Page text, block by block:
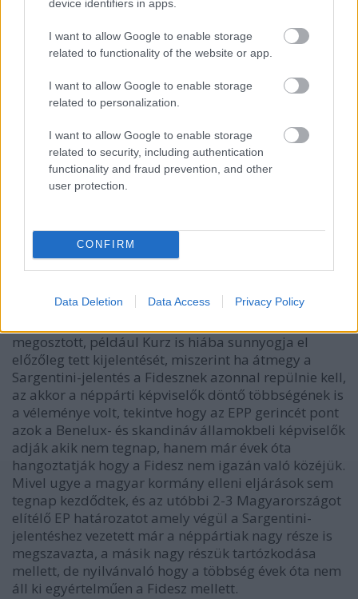
device identifiers in apps.
I want to allow Google to enable storage
related to functionality of the website or app.
I want to allow Google to enable storage
related to personalization.
I want to allow Google to enable storage
related to security, including authentication
functionality and fraud prevention, and other
user protection.
CONFIRM
Data Deletion Data Access Privacy Policy
Lásd ugye az ALDE a következő ciklus egyébként
igen heves költségvetési vitáját tematizálva szállt
bele szokatlanul nagy rőssel az új Orbán-ellenes EP
választási kampányával (ugye a videó végén az EPP-t
ekézik Orbán tagsága miatt), jelezve hogy bizony
vannak ám egyes tagállami kormányok amelyek
nem az országuk fejlesztésére és a felzárkózásra
költik a nettó befizetők uniós pénzeit, hanem korrupt
elitjük és Orbán esetében konkrétan a családjuk
vagyonosodására. Ez egyébként is egy hangsúlyos
pontja ezeknek a költségvetési tárgyalásoknak, hogy
befizetők fizessenek még többet hogy változatlanok
maradhassanak a támogatások... nos, az utóbbi
tábor érdekérvényesítő képességeit Orbánék korrupt
megosztott, például Kurz is hiába sunnyogja el
előzőleg tett kijelentését, miszerint ha átmegy a
Sargentini-jelentés a Fidesznek azonnal repülnie kell,
az akkor a néppárti képviselők döntő többségének is
a véleménye volt, tekintve hogy az EPP gerincét pont
azok a Benelux- és skandináv államokbeli képviselők
adják akik nem tegnap, hanem már évek óta
hangoztatják hogy a Fidesz nem igazán való közéjük.
Mivel ugye a magyar kormány elleni eljárások sem
tegnap kezdődtek, és az utóbbi 2-3 Magyarországot
elítélő EP határozatot amely végül a Sargentini-
jelentéshez vezetett már a néppártiak nagy része is
megszavazta, a másik nagy részük tartózkodása
mellett, de nyilvánvaló hogy a többség évek óta nem
áll ki egyértelműen a Fidesz mellett.